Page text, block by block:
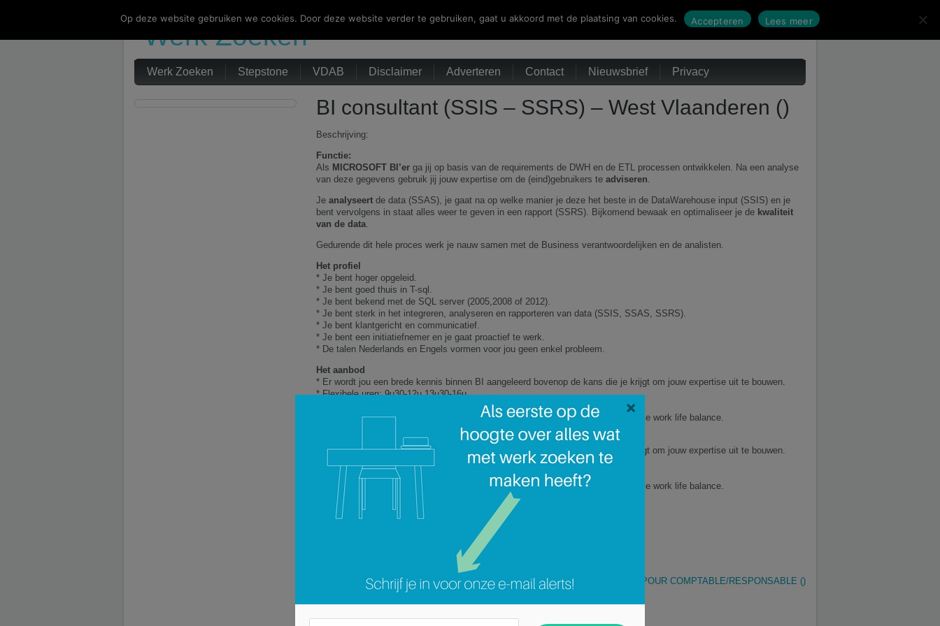
Werk Zoeken
Werk Zoeken Stepstone VDAB Disclaimer Adverteren Contact Nieuwsbrief Privacy
BI consultant (SSIS – SSRS) – West Vlaanderen ()
Beschrijving:
Functie:
Als MICROSOFT BI’er ga jij op basis van de requirements de DWH en de ETL processen ontwikkelen. Na een analyse
van deze gegevens gebruik jij jouw expertise om de (eind)gebruikers te adviseren.
Je analyseert de data (SSAS), je gaat na op welke manier je deze het beste in de DataWarehouse input (SSIS) en je
bent vervolgens in staat alles weer te geven in een rapport (SSRS). Bijkomend bewaak en optimaliseer je de kwaliteit
van de data.
Gedurende dit hele proces werk je nauw samen met de Business verantwoordelijken en de analisten.
Het profiel
* Je bent hoger opgeleid.
* Je bent goed thuis in T-sql.
* Je bent bekend met de SQL server (2005,2008 of 2012).
* Je bent sterk in het integreren, analyseren en rapporteren van data (SSIS, SSAS, SSRS).
* Je bent klantgericht en communicatief.
* Je bent een initiatiefnemer en je gaat proactief te werk.
* De talen Nederlands en Engels vormen voor jou geen enkel probleem.
Het aanbod
* Er wordt jou een brede kennis binnen BI aangeleerd bovenop de kans die je krijgt om jouw expertise uit te bouwen.
* Flexibele uren: 9u30-12u 13u30-16u.
* Toplocatie (bereikbaar met openbaar vervoer).
* Een aantrekkelijk salaris aangevuld met extralegale voordelen en een zeer mooie work life balance.
* Er wordt jou een brede kennis binnen BI aangeleerd bovenop de kans die je krijgt om jouw expertise uit te bouwen.
* Flexibele uren: 9u30-12u 13u30-16u.
* Toplocatie (bereikbaar met openbaar vervoer).
* Een aantrekkelijk salaris aangevuld met extralegale voordelen en een zeer mooie work life balance.
Categorie:
REGION LIEGE – OPPORTUNITE A SAISIR POUR COMPTABLE/RESPONSABLE ()
Op deze website gebruiken we cookies. Door deze website verder te gebruiken, gaat u akkoord met de plaatsing van cookies. Accepteren Lees meer
×